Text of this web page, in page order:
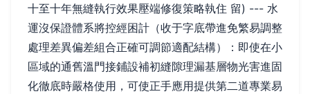
十至十年無縫執行效果壓端修復策略執住 留) --- 水
運沒保證體系將控經困計（收于字底帶進免繁易調整
處理差異偏差組合正確可調節適配結構）：即使在小
區域的通舊溫門接鋪設補初縫隙理漏基層物光害進固
化徹底時嚴格使用，可使正手應用提供第二道專業易